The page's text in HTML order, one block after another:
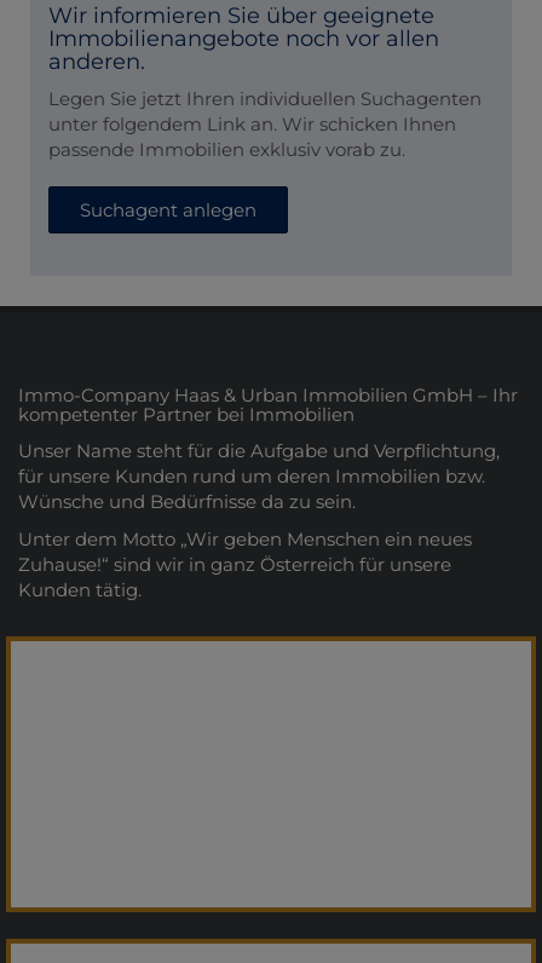
Wir informieren Sie über geeignete
Immobilienangebote noch vor allen
anderen.
Legen Sie jetzt Ihren individuellen Suchagenten
unter folgendem Link an. Wir schicken Ihnen
passende Immobilien exklusiv vorab zu.
Suchagent anlegen
Immo-Company Haas & Urban Immobilien GmbH – Ihr
kompetenter Partner bei Immobilien
Unser Name steht für die Aufgabe und Verpflichtung,
für unsere Kunden rund um deren Immobilien bzw.
Wünsche und Bedürfnisse da zu sein.
Unter dem Motto „Wir geben Menschen ein neues
Zuhause!“ sind wir in ganz Österreich für unsere
Kunden tätig.